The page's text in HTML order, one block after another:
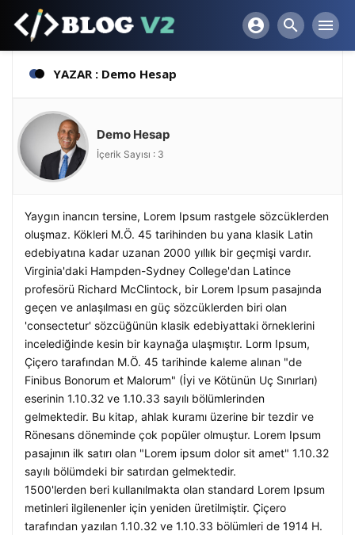
account_circle search menu
YAZAR : Demo Hesap
Demo Hesap
İçerik Sayısı : 3
Yaygın inancın tersine, Lorem Ipsum rastgele sözcüklerden
oluşmaz. Kökleri M.Ö. 45 tarihinden bu yana klasik Latin
edebiyatına kadar uzanan 2000 yıllık bir geçmişi vardır.
Virginia'daki Hampden-Sydney College'dan Latince
profesörü Richard McClintock, bir Lorem Ipsum pasajında
geçen ve anlaşılması en güç sözcüklerden biri olan
'consectetur' sözcüğünün klasik edebiyattaki örneklerini
incelediğinde kesin bir kaynağa ulaşmıştır. Lorm Ipsum,
Çiçero tarafından M.Ö. 45 tarihinde kaleme alınan "de
Finibus Bonorum et Malorum" (İyi ve Kötünün Uç Sınırları)
eserinin 1.10.32 ve 1.10.33 sayılı bölümlerinden
gelmektedir. Bu kitap, ahlak kuramı üzerine bir tezdir ve
Rönesans döneminde çok popüler olmuştur. Lorem Ipsum
pasajının ilk satırı olan "Lorem ipsum dolor sit amet" 1.10.32
sayılı bölümdeki bir satırdan gelmektedir.
1500'lerden beri kullanılmakta olan standard Lorem Ipsum
metinleri ilgilenenler için yeniden üretilmiştir. Çiçero
tarafından yazılan 1.10.32 ve 1.10.33 bölümleri de 1914 H.